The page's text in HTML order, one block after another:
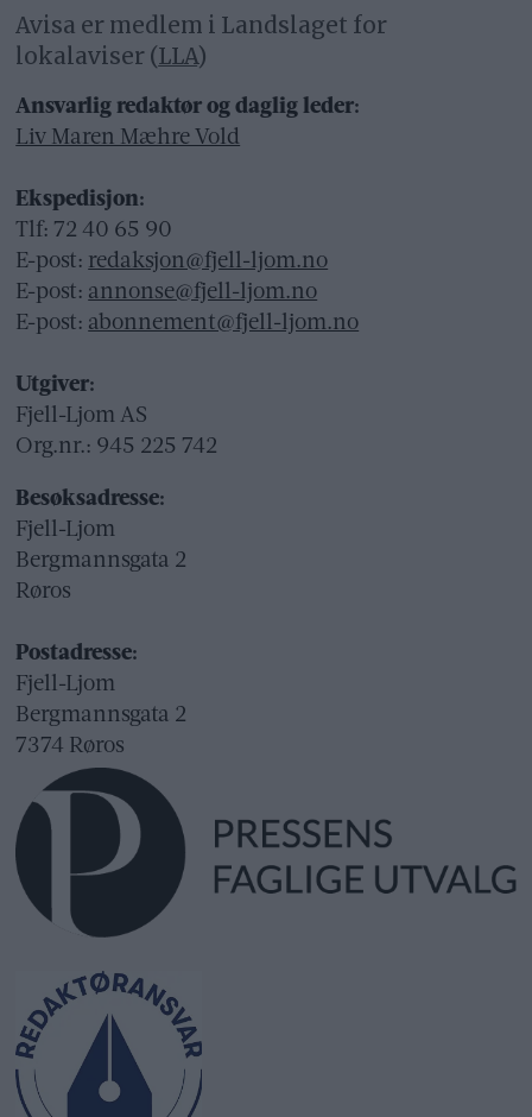
Avisa er medlem i Landslaget for
lokalaviser (LLA)
Ansvarlig redaktør og daglig leder:
Liv Maren Mæhre Vold
Ekspedisjon:
Tlf: 72 40 65 90
E-post: redaksjon@fjell-ljom.no
E-post: annonse@fjell-ljom.no
E-post: abonnement@fjell-ljom.no
Utgiver:
Fjell-Ljom AS
Org.nr.: 945 225 742
Besøksadresse:
Fjell-Ljom
Bergmannsgata 2
Røros
Postadresse:
Fjell-Ljom
Bergmannsgata 2
7374 Røros